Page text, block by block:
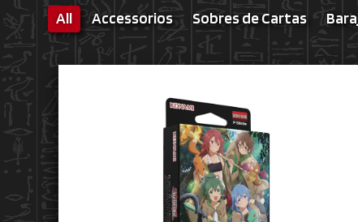
All Accessorios Sobres de Cartas